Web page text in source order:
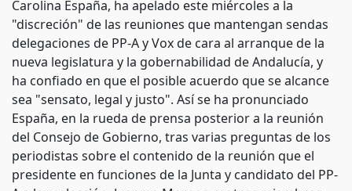
Carolina España, ha apelado este miércoles a la
"discreción" de las reuniones que mantengan sendas
delegaciones de PP-A y Vox de cara al arranque de la
nueva legislatura y la gobernabilidad de Andalucía, y
ha confiado en que el posible acuerdo que se alcance
sea "sensato, legal y justo". Así se ha pronunciado
España, en la rueda de prensa posterior a la reunión
del Consejo de Gobierno, tras varias preguntas de los
periodistas sobre el contenido de la reunión que el
presidente en funciones de la Junta y candidato del PP-